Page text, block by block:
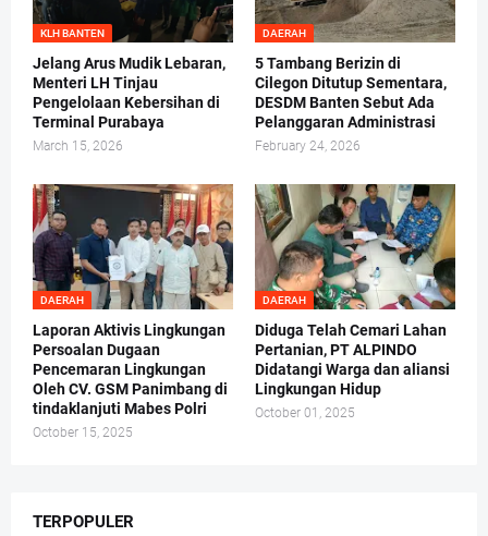
KLH BANTEN
Jelang Arus Mudik Lebaran,
Menteri LH Tinjau
Pengelolaan Kebersihan di
Terminal Purabaya
March 15, 2026
DAERAH
5 Tambang Berizin di
Cilegon Ditutup Sementara,
DESDM Banten Sebut Ada
Pelanggaran Administrasi
February 24, 2026
DAERAH
Laporan Aktivis Lingkungan
Persoalan Dugaan
Pencemaran Lingkungan
Oleh CV. GSM Panimbang di
tindaklanjuti Mabes Polri
October 15, 2025
DAERAH
Diduga Telah Cemari Lahan
Pertanian, PT ALPINDO
Didatangi Warga dan aliansi
Lingkungan Hidup
October 01, 2025
TERPOPULER